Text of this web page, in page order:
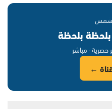
بلحظة بلحظة
حصرية · مباشر
←